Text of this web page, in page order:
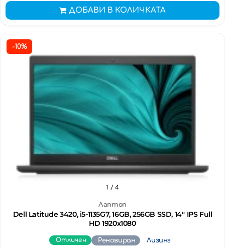
ДОБАВИ В КОЛИЧКАТА
-10%
Лаптоп
Dell Latitude 3420, i5-1135G7, 16GB, 256GB SSD, 14'' IPS Full
HD 1920x1080
1 / 4
Отличен Реновиран Лизинг